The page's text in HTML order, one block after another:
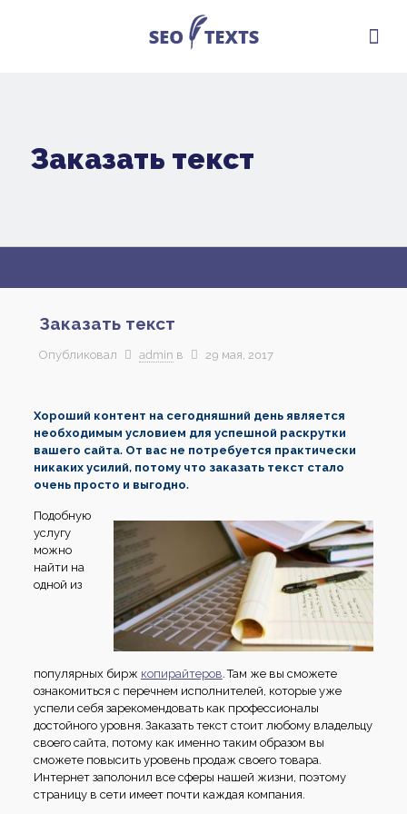
Заказать текст
Заказать текст
Опубликовал admin в 29 мая, 2017
Хороший контент на сегодняшний день является
необходимым условием для успешной раскрутки
вашего сайта. От вас не потребуется практически
никаких усилий, потому что заказать текст стало
очень просто и выгодно.
Подобную
услугу
можно
найти на
одной из
популярных бирж копирайтеров. Там же вы сможете
ознакомиться с перечнем исполнителей, которые уже
успели себя зарекомендовать как профессионалы
достойного уровня. Заказать текст стоит любому владельцу
своего сайта, потому как именно таким образом вы
сможете повысить уровень продаж своего товара.
Интернет заполонил все сферы нашей жизни, поэтому
страницу в сети имеет почти каждая компания.